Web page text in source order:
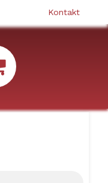
Kontakt